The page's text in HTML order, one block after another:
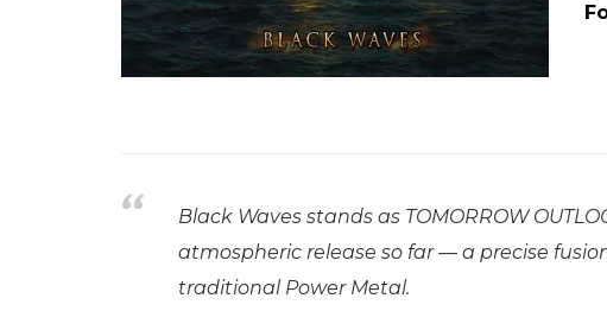
Black Waves stands as TOMORROW
atmospheric release so far — a precise
traditional Power Metal.